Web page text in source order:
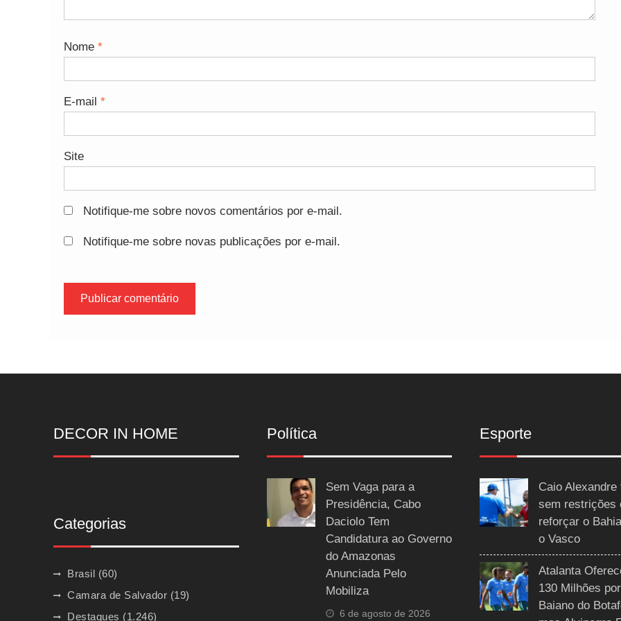
Nome *
E-mail *
Site
Notifique-me sobre novos comentários por e-mail.
Notifique-me sobre novas publicações por e-mail.
DECOR IN HOME
Categorias
Brasil (60)
Camara de Salvador (19)
Destaques (1.246)
Política
Sem Vaga para a
Presidência, Cabo
Daciolo Tem
Candidatura ao Governo
do Amazonas
Anunciada Pelo
Mobiliza
6 de agosto de 2026
Esporte
Caio Alexandre
sem restrições
reforçar o
o Vasco
Atalanta
130 Milhões
Baiano do